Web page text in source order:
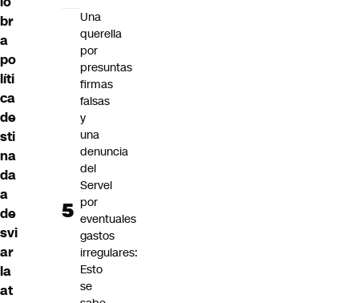
br
a
po
líti
ca
de
sti
na
da
a
de
svi
ar
la
at
Una
querella
por
presuntas
firmas
falsas
y
una
denuncia
del
Servel
por
eventuales
gastos
irregulares:
Esto
se